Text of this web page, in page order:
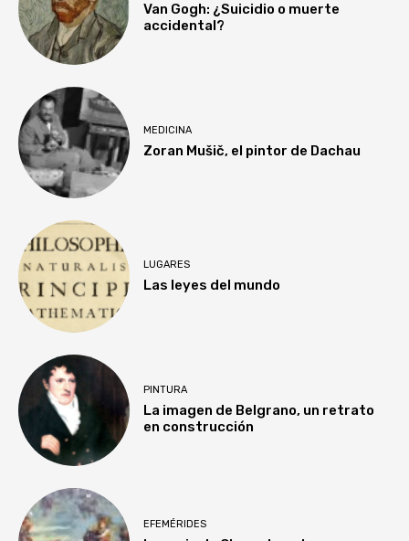
Van Gogh: ¿Suicidio o muerte
accidental?
MEDICINA
Zoran Mušič, el pintor de Dachau
LUGARES
Las leyes del mundo
PINTURA
La imagen de Belgrano, un retrato
en construcción
EFEMÉRIDES